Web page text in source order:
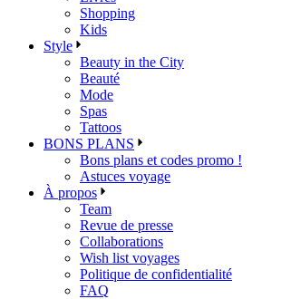
Shopping
Kids
Style
Beauty in the City
Beauté
Mode
Spas
Tattoos
BONS PLANS
Bons plans et codes promo !
Astuces voyage
À propos
Team
Revue de presse
Collaborations
Wish list voyages
Politique de confidentialité
FAQ